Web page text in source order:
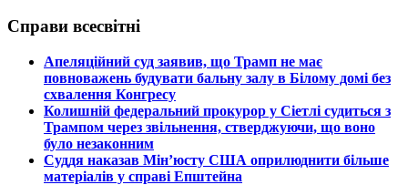
Справи всесвітні
​Апеляційний суд заявив, що Трамп не має
повноважень будувати бальну залу в Білому домі без
схвалення Конгресу
​Колишній федеральний прокурор у Сіетлі судиться з
Трампом через звільнення, стверджуючи, що воно
було незаконним
​Суддя наказав Мін’юсту США оприлюднити більше
матеріалів у справі Епштейна